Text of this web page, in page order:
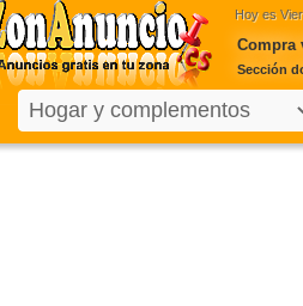
Hoy es
Compra
Sección